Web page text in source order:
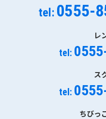
tel: 0555-
レ
tel:
ス
tel:
ちびっ